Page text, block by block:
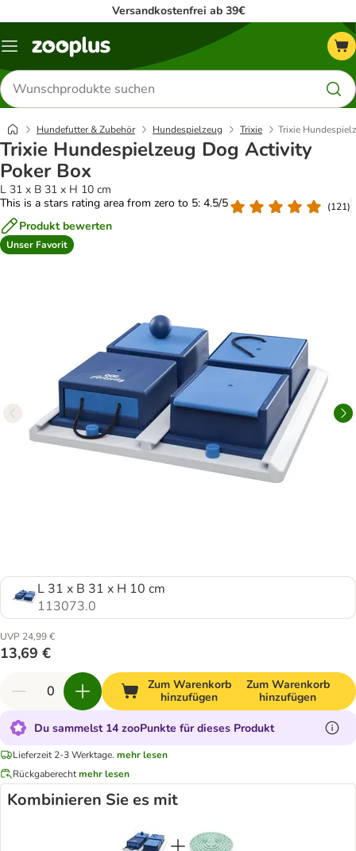
Versandkostenfrei ab 39€
Menü
Produkte
suchen
Hundefutter & Zubehör Hundespielzeug Trixie Trixie
Trixie Hundespielzeug Dog Activity
Poker Box
L 31 x B 31 x H 10 cm
This is a stars rating area from zero to 5: 4.5/5
(121)
Produkt bewerten
Unser Favorit
L 31 x B 31 x H 10 cm
113073.0
UVP 24,99 €
13,69 €
Zum Warenkorb
hinzufügen
Zum Warenkorb
hinzufügen
Du sammelst 14 zooPunkte für dieses Produkt
Lieferzeit 2-3 Werktage. mehr lesen
Rückgaberechtmehr lesen
Kombinieren Sie es mit